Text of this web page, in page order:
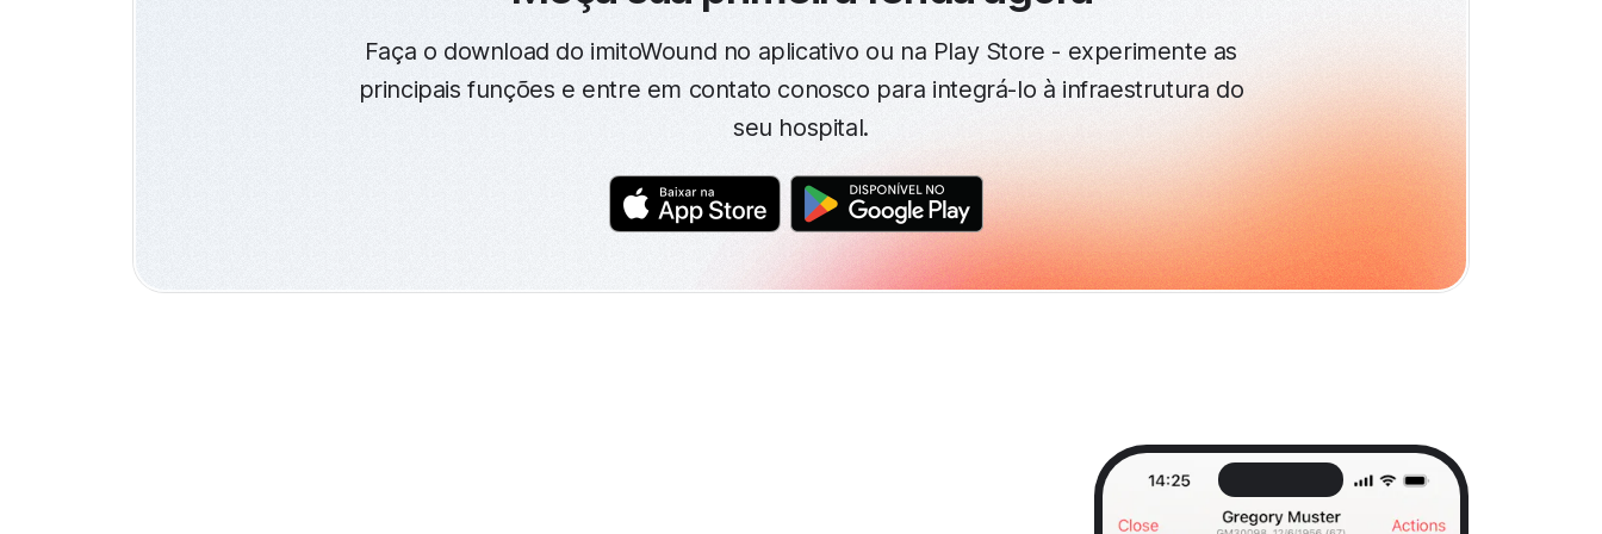
Faça o download do imitoWound no aplicativo ou na Play Store - experimente as
principais funções e entre em contato conosco para integrá-lo à infraestrutura do
seu hospital.